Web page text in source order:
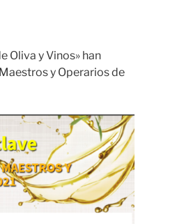
Oliva y Vinos» han
y Operarios de